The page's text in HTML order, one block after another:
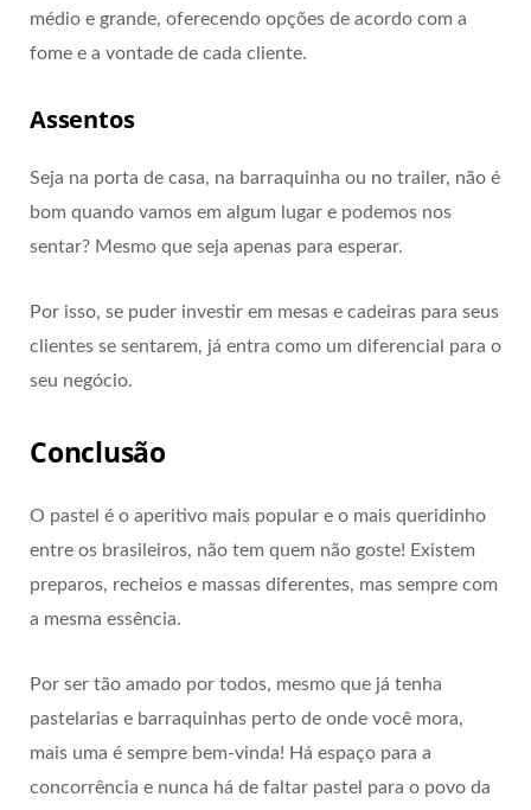
médio e grande, oferecendo opções de acordo com a
fome e a vontade de cada cliente.
Assentos
Seja na porta de casa, na barraquinha ou no trailer, não é
bom quando vamos em algum lugar e podemos nos
sentar? Mesmo que seja apenas para esperar.
Por isso, se puder investir em mesas e cadeiras para seus
clientes se sentarem, já entra como um diferencial para o
seu negócio.
Conclusão
O pastel é o aperitivo mais popular e o mais queridinho
entre os brasileiros, não tem quem não goste! Existem
preparos, recheios e massas diferentes, mas sempre com
a mesma essência.
Por ser tão amado por todos, mesmo que já tenha
pastelarias e barraquinhas perto de onde você mora,
mais uma é sempre bem-vinda! Há espaço para a
concorrência e nunca há de faltar pastel para o povo da